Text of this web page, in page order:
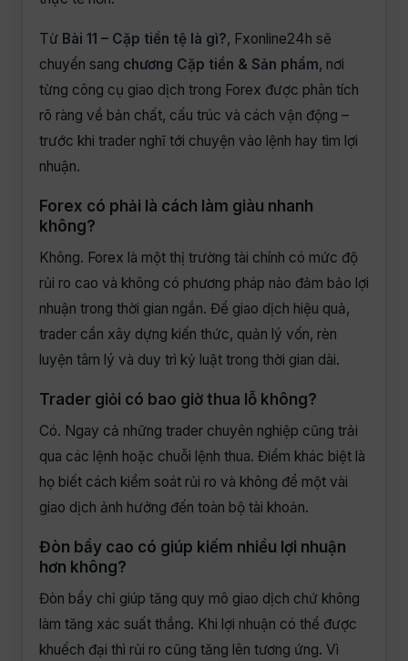
Từ Bài 11 – Cặp tiền tệ là gì?, Fxonline24h sẽ
chuyển sang chương Cặp tiền & Sản phẩm, nơi
từng công cụ giao dịch trong Forex được phân tích
rõ ràng về bản chất, cấu trúc và cách vận động –
trước khi trader nghĩ tới chuyện vào lệnh hay tìm lợi
nhuận.
Forex có phải là cách làm giàu nhanh
không?
Không. Forex là một thị trường tài chính có mức độ
rủi ro cao và không có phương pháp nào đảm bảo lợi
nhuận trong thời gian ngắn. Để giao dịch hiệu quả,
trader cần xây dựng kiến thức, quản lý vốn, rèn
luyện tâm lý và duy trì kỷ luật trong thời gian dài.
Trader giỏi có bao giờ thua lỗ không?
Có. Ngay cả những trader chuyên nghiệp cũng trải
qua các lệnh hoặc chuỗi lệnh thua. Điểm khác biệt là
họ biết cách kiểm soát rủi ro và không để một vài
giao dịch ảnh hưởng đến toàn bộ tài khoản.
Đòn bẩy cao có giúp kiếm nhiều lợi nhuận
hơn không?
Đòn bẩy chỉ giúp tăng quy mô giao dịch chứ không
làm tăng xác suất thắng. Khi lợi nhuận có thể được
khuếch đại thì rủi ro cũng tăng lên tương ứng. Vì